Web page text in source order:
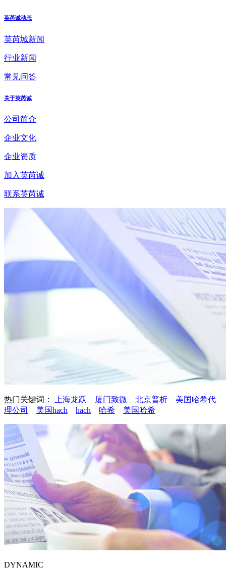
英芮诚动态
英芮城新闻
行业新闻
常见问答
关于英芮诚
公司简介
企业文化
企业资质
加入英芮诚
联系英芮诚
热门关键词： 上海龙跃 厦门致微 北京普析
美国哈希代
理公司
美国hach hach 哈希 美国哈希
DYNAMIC